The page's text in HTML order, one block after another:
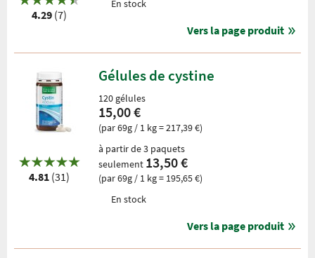
4.29 (7)
En stock
Vers la page produit
4.81 (31)
Gélules de cystine
120 gélules
15,00 €
(par 69g / 1 kg = 217,39 €)
à partir de 3 paquets
seulement 13,50 €
(par 69g / 1 kg = 195,65 €)
En stock
Vers la page produit